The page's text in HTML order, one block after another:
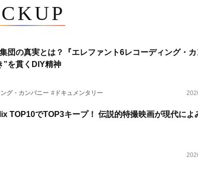
団の真実とは？『エレファント6レコーディング・
”を貫くDIY精神
グ・カンパニー #ドキュメンタリー
TOP10でTOP3キープ！ 伝説的特撮映画が現代によ